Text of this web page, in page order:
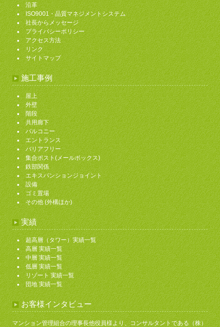
沿革
ISO9001・品質マネジメントシステム
社長からメッセージ
プライバシーポリシー
アクセス方法
リンク
サイトマップ
施工事例
屋上
外壁
階段
共用廊下
バルコニー
エントランス
バリアフリー
集合ポスト(メールボックス)
鉄部関係
エキスパンションジョイント
設備
ゴミ置場
その他 (外構ほか)
実績
超高層（タワー）実績一覧
高層 実績一覧
中層 実績一覧
低層 実績一覧
リゾート 実績一覧
団地 実績一覧
お客様インタビュー
マンション管理組合の理事長他役員様より、コンサルタントである（株）